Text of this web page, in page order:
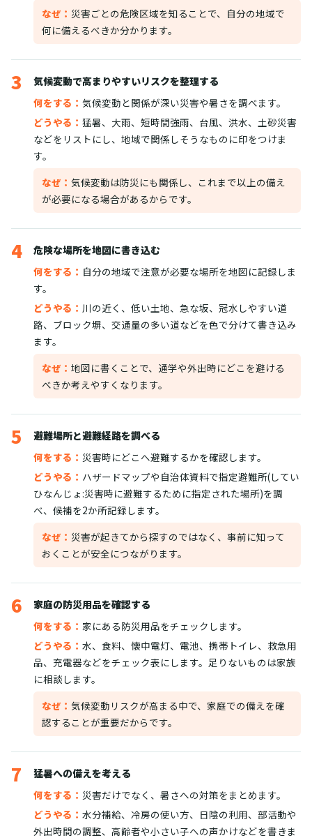
なぜ： 災害ごとの危険区域を知ることで、自分の地域で
何に備えるべきか分かります。
3
気候変動で高まりやすいリスクを整理する
何をする： 気候変動と関係が深い災害や暑さを調べます。
どうやる： 猛暑、大雨、短時間強雨、台風、洪水、土砂災害
などをリストにし、地域で関係しそうなものに印をつけま
す。
なぜ： 気候変動は防災にも関係し、これまで以上の備え
が必要になる場合があるからです。
4
危険な場所を地図に書き込む
何をする： 自分の地域で注意が必要な場所を地図に記録しま
す。
どうやる： 川の近く、低い土地、急な坂、冠水しやすい道
路、ブロック塀、交通量の多い道などを色で分けて書き込み
ます。
なぜ： 地図に書くことで、通学や外出時にどこを避ける
べきか考えやすくなります。
5
避難場所と避難経路を調べる
何をする： 災害時にどこへ避難するかを確認します。
どうやる： ハザードマップや自治体資料で指定避難所(してい
ひなんじょ:災害時に避難するために指定された場所)を調
べ、候補を2か所記録します。
なぜ： 災害が起きてから探すのではなく、事前に知って
おくことが安全につながります。
6
家庭の防災用品を確認する
何をする： 家にある防災用品をチェックします。
どうやる： 水、食料、懐中電灯、電池、携帯トイレ、救急用
品、充電器などをチェック表にします。足りないものは家族
に相談します。
なぜ： 気候変動リスクが高まる中で、家庭での備えを確
認することが重要だからです。
7
猛暑への備えを考える
何をする： 災害だけでなく、暑さへの対策をまとめます。
どうやる： 水分補給、冷房の使い方、日陰の利用、部活動や
外出時間の調整、高齢者や小さい子への声かけなどを書きま